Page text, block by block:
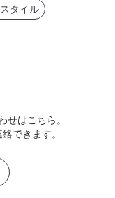
タイル
せはこちら。
できます。